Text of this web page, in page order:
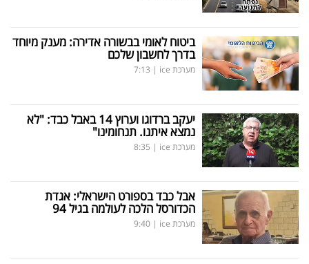
ביטוח לאומי בבשורה אדירה: מענק מיוחד
בדרך לחשבון שלכם
מערכת ice |
7:13
יעקב ברדוגו וערוץ 14 באבל כבד: "לא
נמצא איתנו. תנחומינו"
מערכת ice |
8:35
אבל כבד בספורט הישראלי: אגדת
הכדורסל הלכה לעולמה בגיל 94
מערכת ice |
9:40